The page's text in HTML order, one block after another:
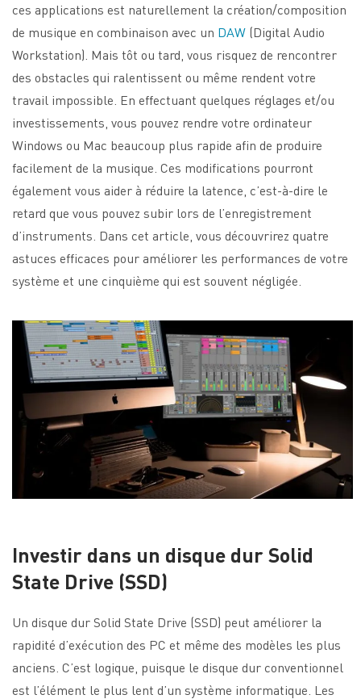
ces applications est naturellement la création/composition
de musique en combinaison avec un DAW (Digital Audio
Workstation). Mais tôt ou tard, vous risquez de rencontrer
des obstacles qui ralentissent ou même rendent votre
travail impossible. En effectuant quelques réglages et/ou
investissements, vous pouvez rendre votre ordinateur
Windows ou Mac beaucoup plus rapide afin de produire
facilement de la musique. Ces modifications pourront
également vous aider à réduire la latence, c’est-à-dire le
retard que vous pouvez subir lors de l’enregistrement
d’instruments. Dans cet article, vous découvrirez quatre
astuces efficaces pour améliorer les performances de votre
système et une cinquième qui est souvent négligée.
Investir dans un disque dur Solid
State Drive (SSD)
Un disque dur Solid State Drive (SSD) peut améliorer la
rapidité d’exécution des PC et même des modèles les plus
anciens. C’est logique, puisque le disque dur conventionnel
est l’élément le plus lent d’un système informatique. Les